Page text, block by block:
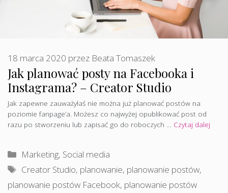
Jak planować posty na Facebooka i
Instagrama? – Creator Studio
18 marca 2020 przez Beata Tomaszek
Jak zapewne zauważyłaś nie można już planować postów na
poziomie fanpage’a. Możesz co najwyżej opublikować post od
razu po stworzeniu lub zapisać go do roboczych … Czytaj dalej
Kategorie
Marketing, Social media
Tagi
Creator Studio, planowanie, planowanie postów,
planowanie postów Facebook, planowanie postów